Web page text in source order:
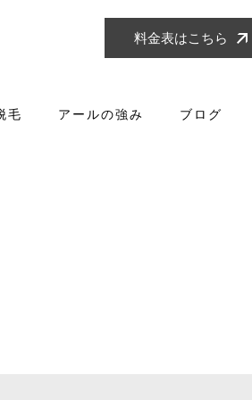
料金表はこちら
毛 アールの強み ブログ